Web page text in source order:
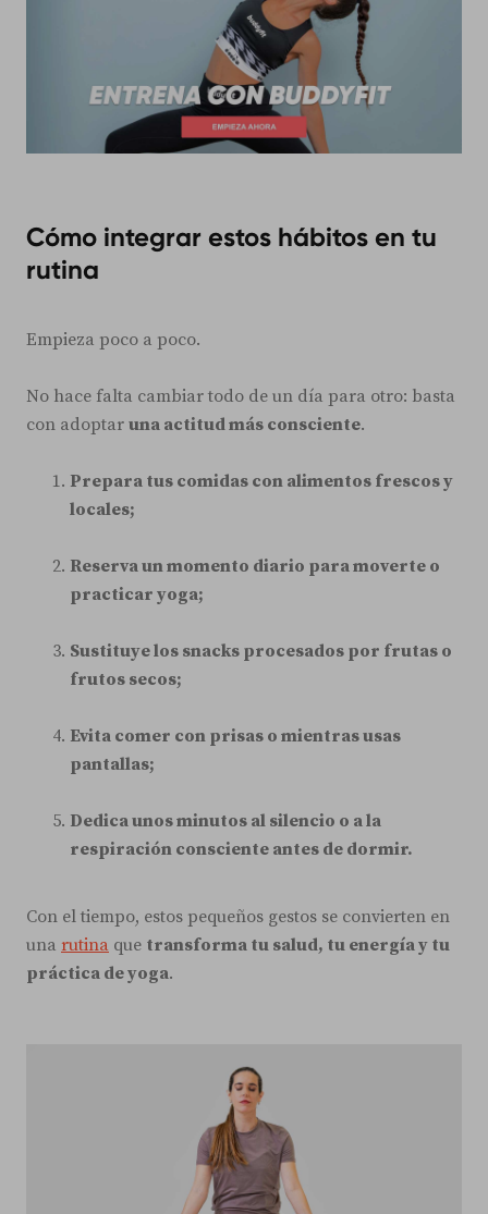
Cómo integrar estos hábitos en tu
rutina
Empieza poco a poco.
No hace falta cambiar todo de un día para otro: basta
con adoptar una actitud más consciente.
Prepara tus comidas con alimentos frescos y
locales;
Reserva un momento diario para moverte o
practicar yoga;
Sustituye los snacks procesados por frutas o
frutos secos;
Evita comer con prisas o mientras usas
pantallas;
Dedica unos minutos al silencio o a la
respiración consciente antes de dormir.
Con el tiempo, estos pequeños gestos se convierten en
una rutina que transforma tu salud, tu energía y tu
práctica de yoga.